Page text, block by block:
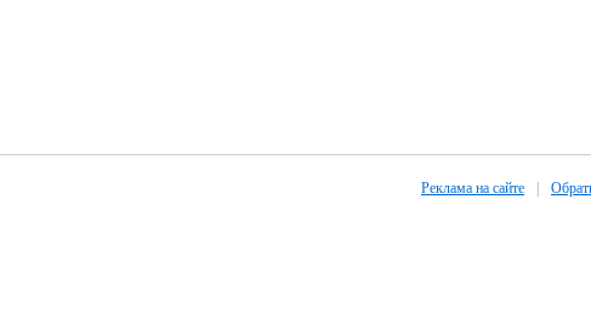
Реклама на сайте